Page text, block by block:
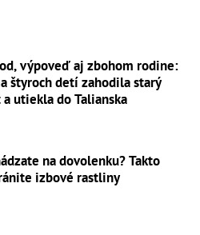
výpoveď aj zbohom rodine:
štyroch detí zahodila starý
utiekla do Talianska
na dovolenku? Takto
izbové rastliny